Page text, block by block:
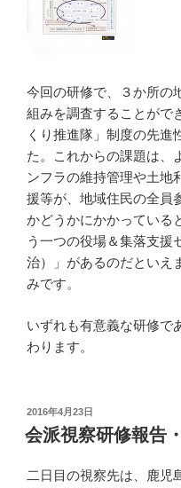
今回の研修で、３か所の
組みを調査することがで
くり推進隊」制度の先進
た。これからの課題は、
ンフラの維持管理や土地
援等が、地域住民の全員
かどうかにかかっている
う一つの役場＆集落支援
治）」があるのだといえ
みです。
いずれも有意義な研修で
わります。
投
稿
日:
2016年4月23日
会派視察研修報告
二日目の視察先は、鹿児